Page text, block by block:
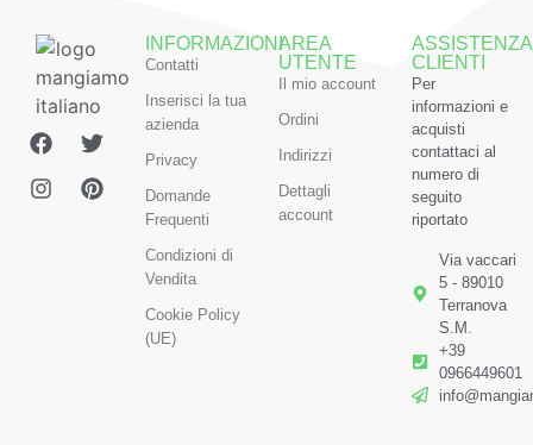
INFORMAZIONI
Contatti
Inserisci la tua
azienda
Privacy
Domande
Frequenti
Condizioni di
Vendita
Cookie Policy
(UE)
AREA
UTENTE
Il mio account
Ordini
Indirizzi
Dettagli
account
ASSISTENZA
CLIENTI
Per
informazioni e
acquisti
contattaci al
numero di
seguito
riportato
Via vaccari
5 - 89010
Terranova
S.M.
+39
0966449601